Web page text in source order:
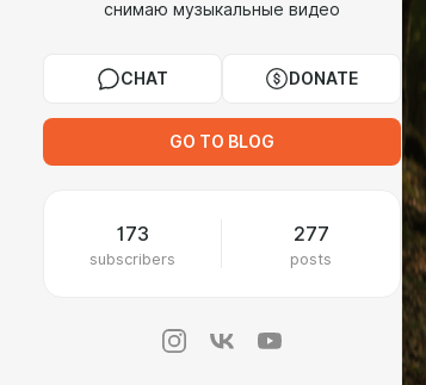
снимаю музыкальные видео
CHAT DONATE
GO TO BLOG
173
subscribers
277
posts